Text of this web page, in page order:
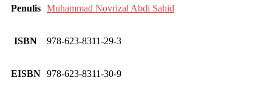
Penulis Muhammad Novrizal Abdi Sahid
ISBN 978-623-8311-29-3
EISBN 978-623-8311-30-9